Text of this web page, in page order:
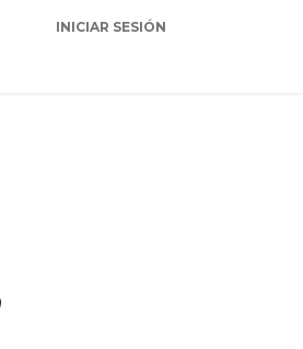
INICIAR SESIÓN